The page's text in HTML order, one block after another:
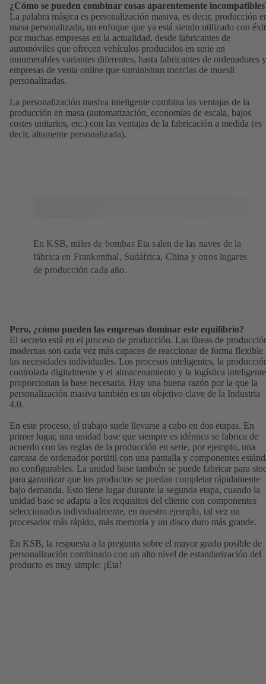
¿Cómo se pueden combinar cosas aparentemente
La palabra mágica es personalización masiva, es decir, producción
masa personalizada, un enfoque que ya está siendo utilizado con
por muchas empresas en la actualidad, desde fabricantes de
automóviles que ofrecen vehículos producidos en serie en
innumerables variantes diferentes, hasta fabricantes de ordenadores y
empresas de venta online que suministran mezclas de muesli
personalizadas.
La personalización masiva inteligente combina las ventajas de la
producción en masa (automatización, economías de escala, bajos
costes unitarios, etc.) con las ventajas de la fabricación a medida (es
decir, altamente personalizada).
En KSB, miles de bombas Eta salen de las naves de la
fábrica en Frankenthal, Sudáfrica, China y otros lugares
de producción cada año.
Pero, ¿cómo pueden las empresas dominar este equilibrio?
El secreto está en el proceso de producción. Las líneas de
modernas son cada vez más capaces de reaccionar de forma flexible
las necesidades individuales. Los procesos inteligentes, la
controlada digitalmente y el almacenamiento y la logística
proporcionan la base necesaria. Hay una buena razón por la que la
personalización masiva también es un objetivo clave de la Industria
4.0.
En este proceso, el trabajo suele llevarse a cabo en dos etapas. En
primer lugar, una unidad base que siempre es idéntica se fabrica de
acuerdo con las reglas de la producción en serie, por ejemplo, una
carcasa de ordenador portátil con una pantalla y componentes
no configurables. La unidad base también se puede fabricar para
para garantizar que los productos se puedan completar rápidamente
bajo demanda. Esto tiene lugar durante la segunda etapa, cuando la
unidad base se adapta a los requisitos del cliente con componentes
seleccionados individualmente, en nuestro ejemplo, tal vez un
procesador más rápido, más memoria y un disco duro más grande.
En KSB, la respuesta a la pregunta sobre el mayor grado posible de
personalización combinado con un alto nivel de estandarización del
producto es muy simple: ¡Eta!